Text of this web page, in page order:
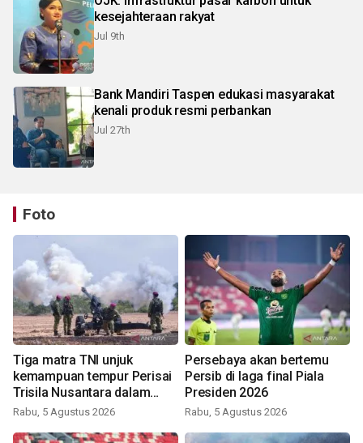
kesejahteraan rakyat
Jul 9th
Bank Mandiri Taspen edukasi masyarakat
kenali produk resmi perbankan
Jul 27th
Foto
Tiga matra TNI unjuk
kemampuan tempur Perisai
Trisila Nusantara dalam
latihan di Kepri
Rabu, 5 Agustus 2026
Persebaya akan bertemu
Persib di laga final Piala
Presiden 2026
Rabu, 5 Agustus 2026